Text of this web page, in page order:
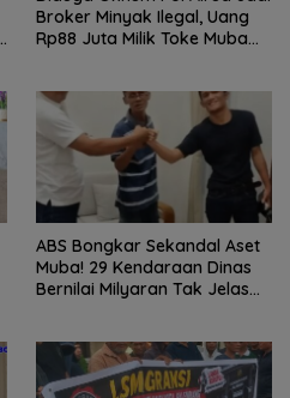
Broker Minyak Ilegal, Uang
Rp88 Juta Milik Toke Muba
ABS Bongkar Sekandal Aset
Muba! 29 Kendaraan Dinas
Bernilai Milyaran Tak Jelas